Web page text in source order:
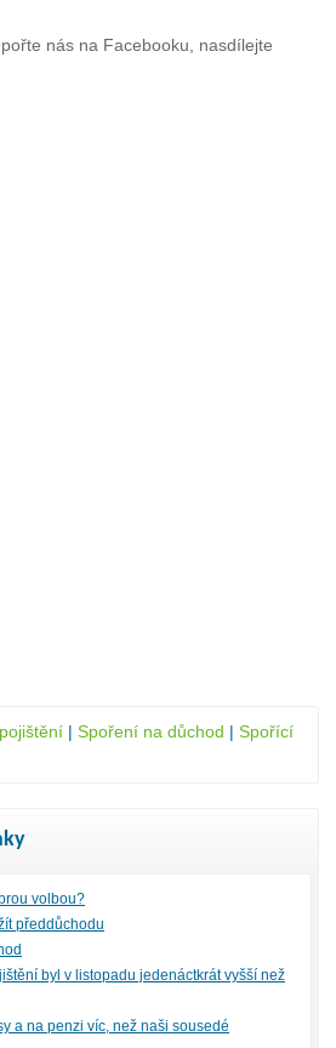
nás na Facebooku, nasdílejte
| Spoření na důchod | Spořící
volbou?
předdůchodu
byl v listopadu jedenáctkrát vyšší než
a na penzi víc, než naši sousedé